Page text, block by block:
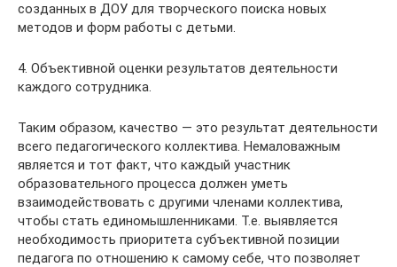
созданных в ДОУ для творческого поиска новых
методов и форм работы с детьми.
4. Объективной оценки результатов деятельности
каждого сотрудника.
Таким образом, качество — это результат деятельности
всего педагогического коллектива. Немаловажным
является и тот факт, что каждый участник
образовательного процесса должен уметь
взаимодействовать с другими членами коллектива,
чтобы стать единомышленниками. Т.е. выявляется
необходимость приоритета субъективной позиции
педагога по отношению к самому себе, что позволяет